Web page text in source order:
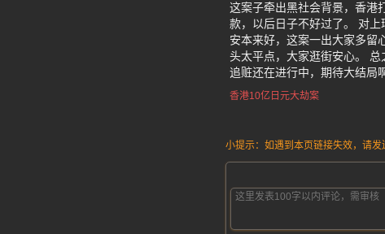
这案子牵出黑社会背景，香港
款，以后日子不好过了。 对
安本来好，这案一出大家多留
头太平点，大家逛街安心。
追赃还在进行中，期待大结局
香港10亿日元大劫案
小提示：如遇到本页链接失效，请发